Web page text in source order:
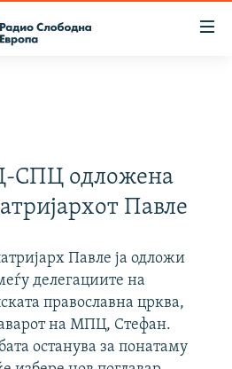
СПЦ одложена
Павле
Павле ја одложи
делегациите на
православна црква,
на МПЦ, Стефан.
останува за понатаму